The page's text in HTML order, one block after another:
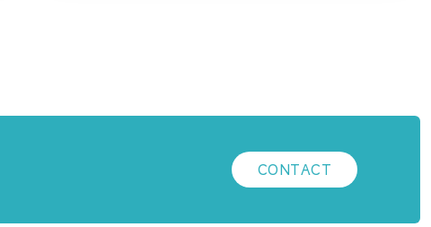
CONTACT